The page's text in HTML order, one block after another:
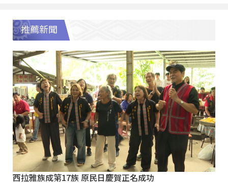
推薦新聞
西拉雅族成第17族 原民日慶賀正名成功